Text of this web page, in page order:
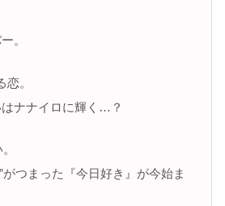
。
。
ナナイロに輝く…？
がつまった『今日好き』が今始ま